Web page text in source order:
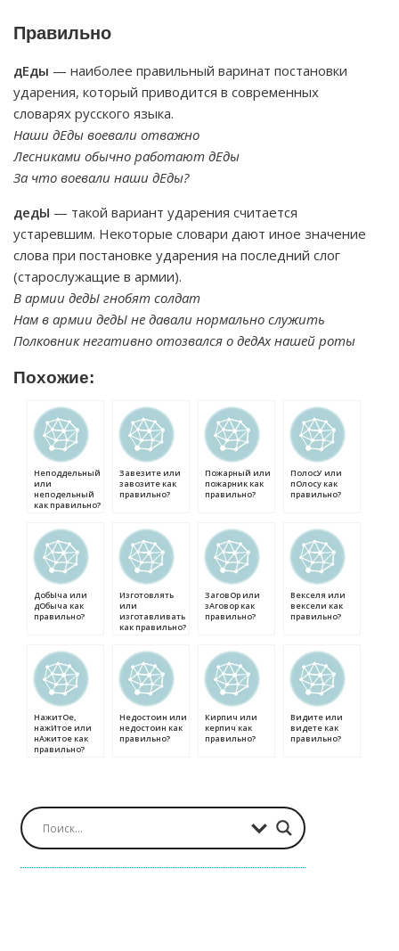
Правильно
дЕды — наиболее правильный варинат постановки
ударения, который приводится в современных
словарях русского языка.
Наши дЕды воевали отважно
Лесниками обычно работают дЕды
За что воевали наши дЕды?
дедЫ — такой вариант ударения считается
устаревшим. Некоторые словари дают иное значение
слова при постановке ударения на последний слог
(старослужащие в армии).
В армии дедЫ гнобят солдат
Нам в армии дедЫ не давали нормально служить
Полковник негативно отозвался о дедАх нашей роты
Похожие:
Неподдельный
или
неподельный
как правильно?
Завезите или
завозите как
правильно?
Пожарный или
пожарник как
правильно?
ПолосУ или
пОлосу как
правильно?
ДобЫча или
дОбыча как
правильно?
Изготовлять
или
изготавливать
как правильно?
ЗаговОр или
зАговор как
правильно?
Векселя или
вексели как
правильно?
НажитОе,
нажИтое или
нАжитое как
правильно?
Недостоин или
недостоин как
правильно?
Кирпич или
керпич как
правильно?
Видите или
видете как
правильно?